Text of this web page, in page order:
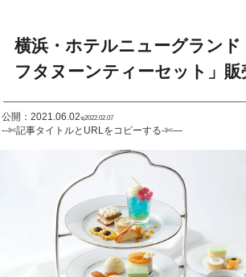
横浜・ホテルニューグランド
フタヌーンティーセット」販
公開：2021.06.02ಇ2022.02.07
--✄記事タイトルとURLをコピーする-✄—